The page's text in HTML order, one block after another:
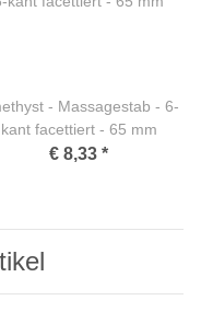
- Massagestab - 6-
kant facettiert - 65 mm
€ 8,33 *